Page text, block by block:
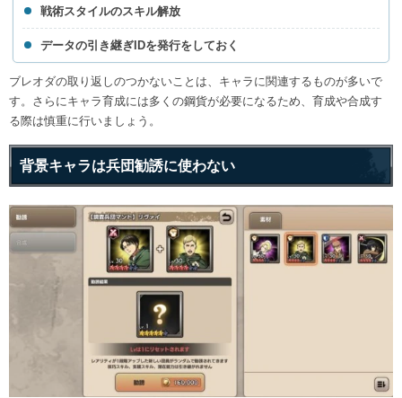
戦術スタイルのスキル解放
データの引き継ぎIDを発行をしておく
ブレオダの取り返しのつかないことは、キャラに関連するものが多いで
す。さらにキャラ育成には多くの鋼貨が必要になるため、育成や合成す
る際は慎重に行いましょう。
背景キャラは兵団勧誘に使わない